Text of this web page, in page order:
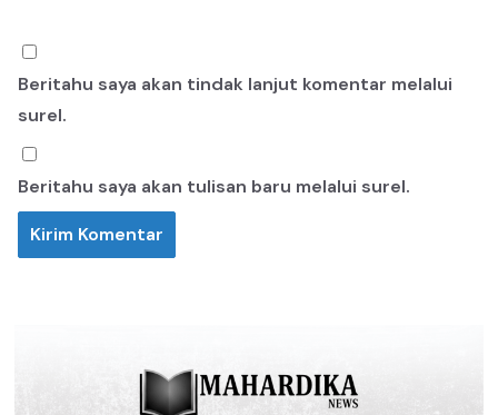
Beritahu saya akan tindak lanjut komentar melalui
surel.
Beritahu saya akan tulisan baru melalui surel.